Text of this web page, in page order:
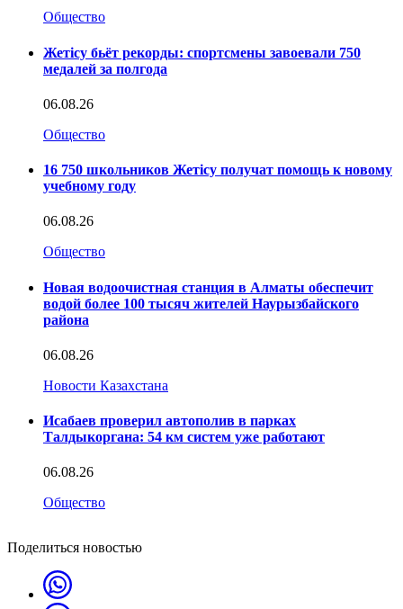
Общество
Жетісу бьёт рекорды: спортсмены завоевали 750
медалей за полгода
06.08.26
Общество
16 750 школьников Жетісу получат помощь к новому
учебному году
06.08.26
Общество
Новая водоочистная станция в Алматы обеспечит
водой более 100 тысяч жителей Наурызбайского
района
06.08.26
Новости Казахстана
Исабаев проверил автополив в парках
Талдыкоргана: 54 км систем уже работают
06.08.26
Общество
Поделиться новостью